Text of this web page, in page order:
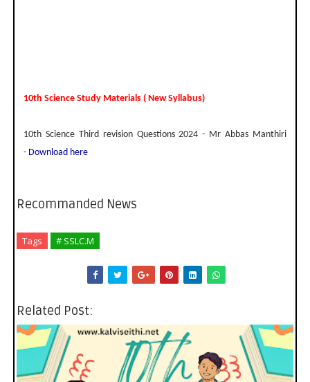
10th Science Study Materials ( New Syllabus)
10th Science Third revision Questions 2024 - Mr Abbas Manthiri
- Download here
Recommanded News
Tags # SSLC.M
Related Post: